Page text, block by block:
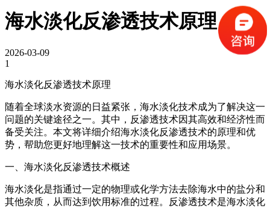
海水淡化反渗透技术原理
2026-03-09
1
海水淡化反渗透技术原理
随着全球淡水资源的日益紧张，海水淡化技术成为了解决这一
问题的关键途径之一。其中，反渗透技术因其高效和经济性而
备受关注。本文将详细介绍海水淡化反渗透技术的原理和优
势，帮助您更好地理解这一技术的重要性和应用场景。
一、海水淡化反渗透技术概述
海水淡化是指通过一定的物理或化学方法去除海水中的盐分和
其他杂质，从而达到饮用标准的过程。反渗透技术是海水淡化